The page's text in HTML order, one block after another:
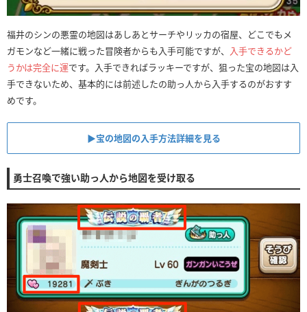
福井のシンの悪霊の地図はあしあとサーチやリッカの宿屋、どこでもメ
ガモンなど一緒に戦った冒険者からも入手可能ですが、
入手できるかど
うかは完全に運です。入手できればラッキーですが、狙った宝の地図は入
手できないため、基本的には前述したの助っ人から入手するのがおすす
めです。
▶︎宝の地図の入手方法詳細を見る
勇士召喚で強い助っ人から地図を受け取る